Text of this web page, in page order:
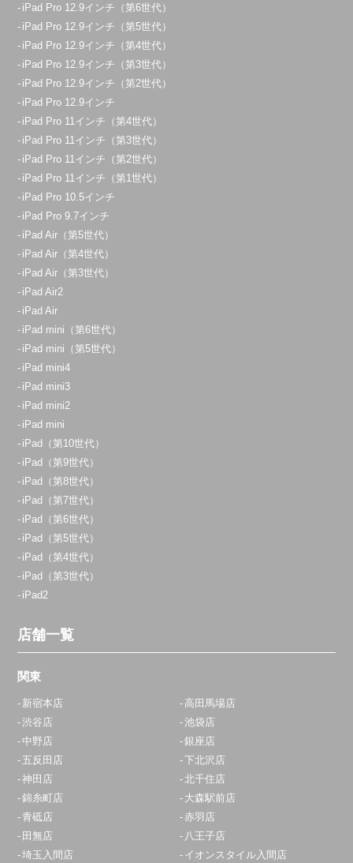
iPad Pro 12.9インチ（第6世代）
iPad Pro 12.9インチ（第5世代）
iPad Pro 12.9インチ（第4世代）
iPad Pro 12.9インチ（第3世代）
iPad Pro 12.9インチ（第2世代）
iPad Pro 12.9インチ
iPad Pro 11インチ（第4世代）
iPad Pro 11インチ（第3世代）
iPad Pro 11インチ（第2世代）
iPad Pro 11インチ（第1世代）
iPad Pro 10.5インチ
iPad Pro 9.7インチ
iPad Air（第5世代）
iPad Air（第4世代）
iPad Air（第3世代）
iPad Air2
iPad Air
iPad mini（第6世代）
iPad mini（第5世代）
iPad mini4
iPad mini3
iPad mini2
iPad mini
iPad（第10世代）
iPad（第9世代）
iPad（第8世代）
iPad（第7世代）
iPad（第6世代）
iPad（第5世代）
iPad（第4世代）
iPad（第3世代）
iPad2
店舗一覧
関東
新宿本店
高田馬場店
渋谷店
池袋店
中野店
銀座店
五反田店
下北沢店
神田店
北千住店
錦糸町店
大森駅前店
青砥店
赤羽店
田無店
八王子店
埼玉入間店
イオンスタイル入間店